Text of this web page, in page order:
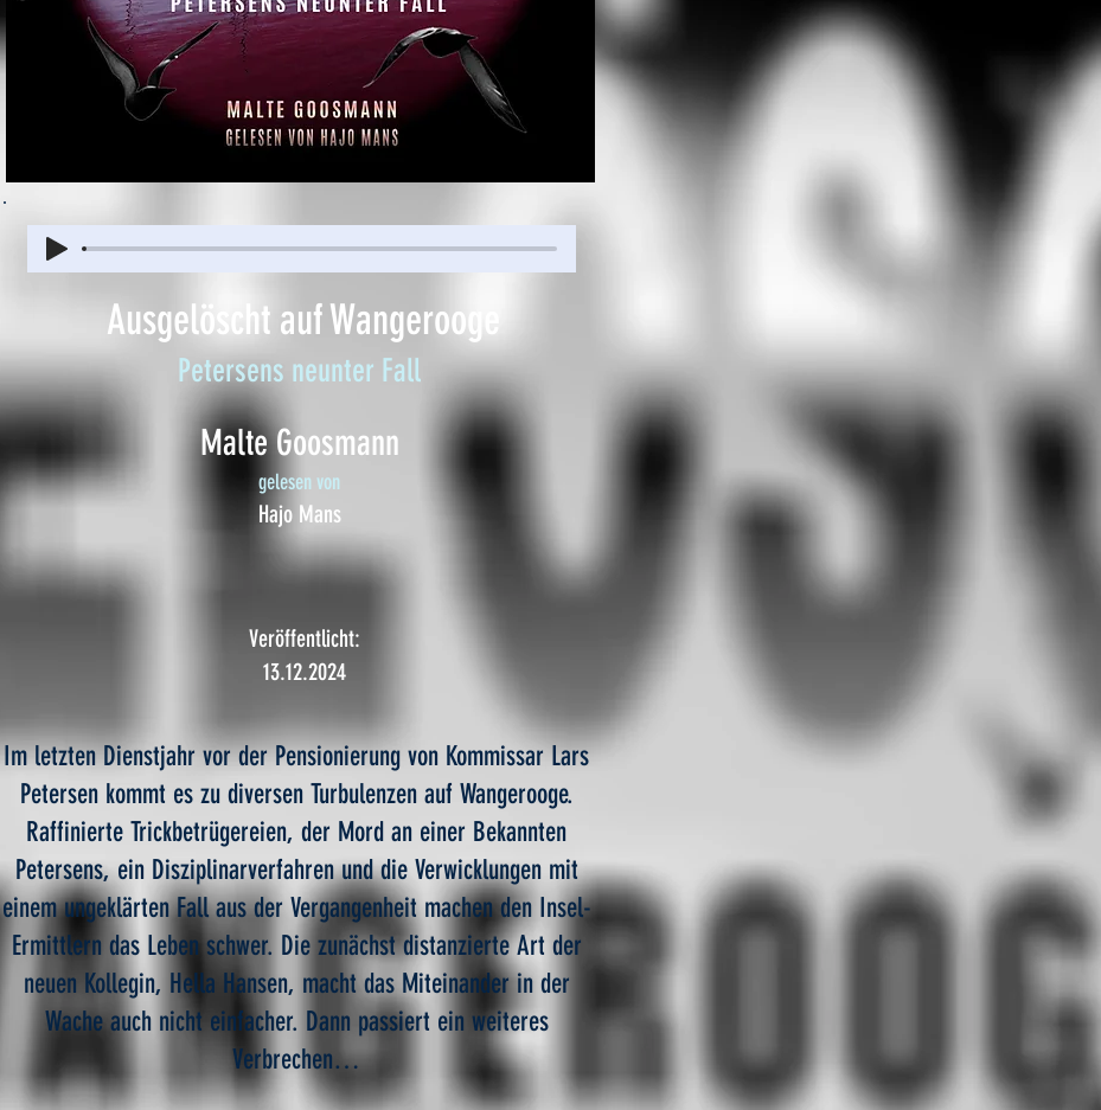
Ausgelöscht auf Wangerooge
Petersens neunter Fall
Malte Goosmann
gelesen von
Hajo Mans
Veröffentlicht:
13.12.2024
Im letzten Dienstjahr vor der Pensionierung von Kommissar Lars
Petersen kommt es zu diversen Turbulenzen auf Wangerooge.
Raffinierte Trickbetrügereien, der Mord an einer Bekannten
Petersens, ein Disziplinarverfahren und die Verwicklungen mit
einem ungeklärten Fall aus der Vergangenheit machen den Insel-
Ermittlern das Leben schwer. Die zunächst distanzierte Art der
neuen Kollegin, Hella Hansen, macht das Miteinander in der
Wache auch nicht einfacher. Dann passiert ein weiteres
Verbrechen…